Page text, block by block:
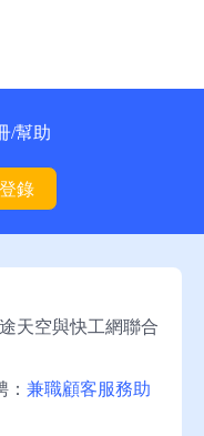
/幫助
登錄
天空與快工網聯合
兼職顧客服務助